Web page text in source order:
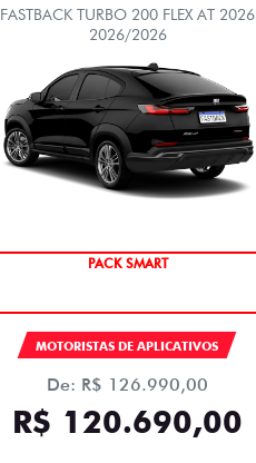
FASTBACK TURBO 200 FLEX AT 2026
2026/2026
PACK SMART
MOTORISTAS DE APLICATIVOS
De: R$ 126.990,00
R$ 120.690,00